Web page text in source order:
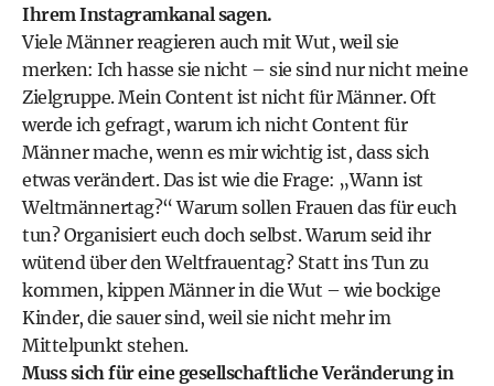
Ihrem Instagramkanal sagen.
Viele Männer reagieren auch mit Wut, weil sie
merken: Ich hasse sie nicht – sie sind nur nicht meine
Zielgruppe. Mein Content ist nicht für Männer. Oft
werde ich gefragt, warum ich nicht Content für
Männer mache, wenn es mir wichtig ist, dass sich
etwas verändert. Das ist wie die Frage: „Wann ist
Weltmännertag?“ Warum sollen Frauen das für euch
tun? Organisiert euch doch selbst. Warum seid ihr
wütend über den Weltfrauentag? Statt ins Tun zu
kommen, kippen Männer in die Wut – wie bockige
Kinder, die sauer sind, weil sie nicht mehr im
Mittelpunkt stehen.
Muss sich für eine gesellschaftliche Veränderung in